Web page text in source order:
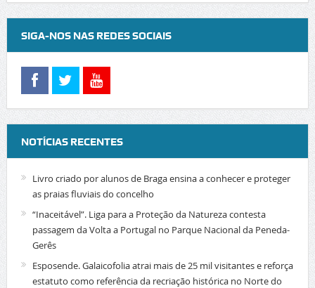
SIGA-NOS NAS REDES SOCIAIS
NOTÍCIAS RECENTES
Livro criado por alunos de Braga ensina a conhecer e proteger
as praias fluviais do concelho
“Inaceitável”. Liga para a Proteção da Natureza contesta
passagem da Volta a Portugal no Parque Nacional da Peneda-
Gerês
Esposende. Galaicofolia atrai mais de 25 mil visitantes e reforça
estatuto como referência da recriação histórica no Norte do